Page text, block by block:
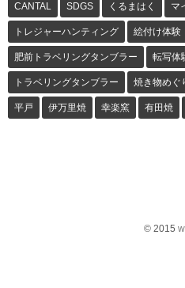
CANTAL SDGS くるまはく マ
トレジャーハンティング 絵付け体験
肥前トラベリングタンブラー 転写体
トラベリングタンブラー 焼き物めぐ
平戸 伊万里焼 幸楽窯 有田焼
© 2015